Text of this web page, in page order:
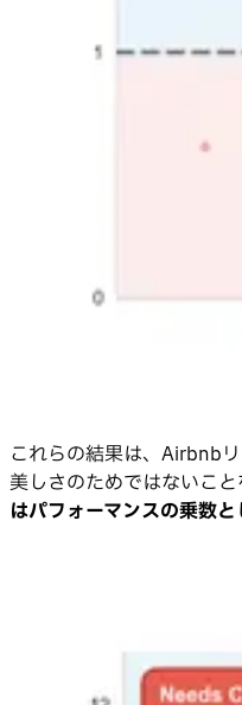
これらの結果は、Airbnb
美しさのためではないこと
はパフォーマンスの乗数